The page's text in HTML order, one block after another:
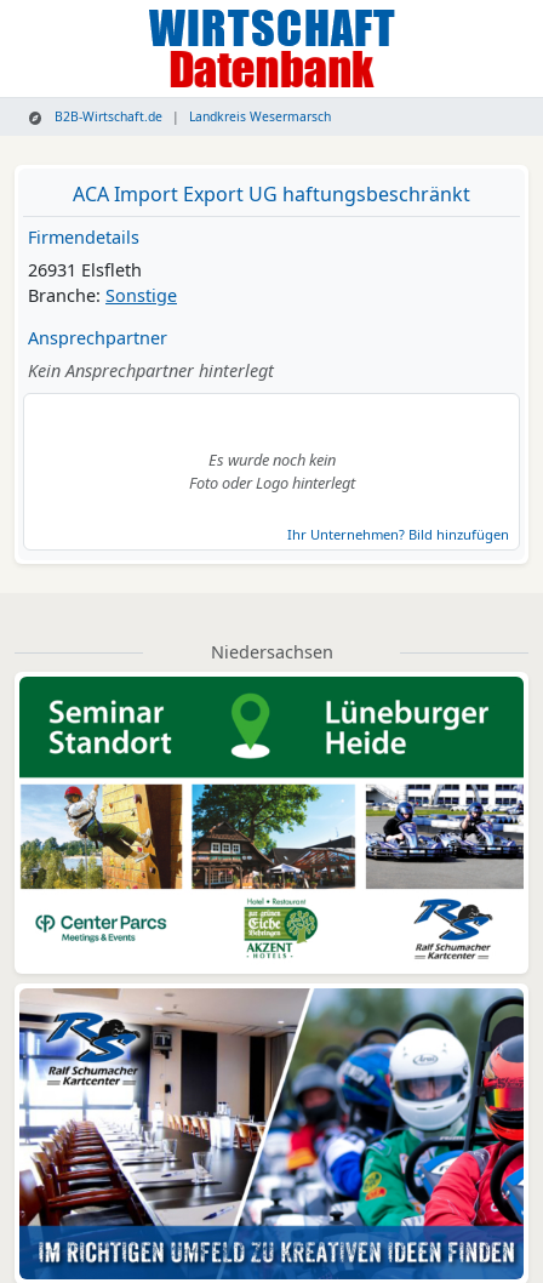
B2B-Wirtschaft.de Landkreis Wesermarsch
ACA Import Export UG haftungsbeschränkt
Firmendetails
26931 Elsfleth
Branche: Sonstige
Ansprechpartner
Kein Ansprechpartner hinterlegt
Es wurde noch kein
Foto oder Logo hinterlegt
Ihr Unternehmen? Bild hinzufügen
Niedersachsen